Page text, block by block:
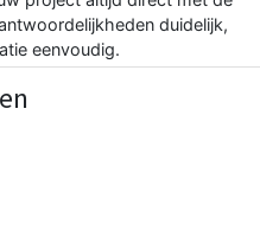
duidelijk,
eenvoudig.